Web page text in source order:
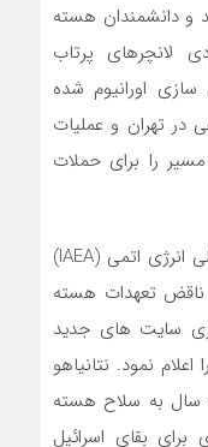
و دانشمندان هسته
لانچرهای پرتاب
اورانیوم شده
در تهران و عملیات
مسیر را برای حملات
یک روز پیش از حمله، آژانس بین المللی انرژی اتمی (IAEA)
ایران را ناقض تعهدات هسته
سایت های جدید
نمود. نتانیاهو
سال به سلاح هسته
بقای اسرائیل